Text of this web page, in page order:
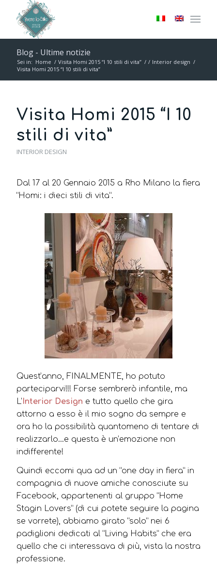
Blog - Ultime notizie
Sei in: Home / Visita Homi 2015 “I 10 stili di vita” / / Interior design /
Visita Homi 2015 “I 10 stili di vita”
Visita Homi 2015 “I 10
stili di vita”
INTERIOR DESIGN
Dal 17 al 20 Gennaio 2015 a Rho Milano la fiera
“Homi: i dieci stili di vita”.
Quest’anno, FINALMENTE, ho potuto
parteciparvi!!! Forse sembrerò infantile, ma
L’Interior Design e tutto quello che gira
attorno a esso è il mio sogno da sempre e
ora ho la possibilità quantomeno di tentare di
realizzarlo…e questa è un’emozione non
indifferente!
Quindi eccomi qua ad un “one day in fiera” in
compagnia di nuove amiche conosciute su
Facebook, appartenenti al gruppo “Home
Stagin Lovers” (di cui potete seguire la pagina
se vorrete), abbiamo girato “solo” nei 6
padiglioni dedicati al “Living Habits” che era
quello che ci interessava di più, vista la nostra
professione.